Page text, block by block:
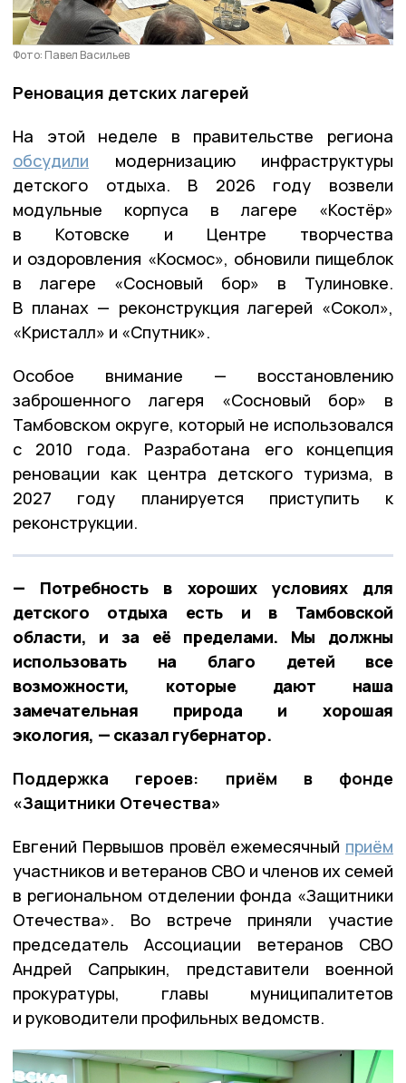
Фото: Павел Васильев
Реновация детских лагерей
На этой неделе в правительстве региона
обсудили модернизацию инфраструктуры
детского отдыха. В 2026 году возвели
модульные корпуса в лагере «Костёр»
в Котовске и Центре творчества
и оздоровления «Космос», обновили пищеблок
в лагере «Сосновый бор» в Тулиновке.
В планах — реконструкция лагерей «Сокол»,
«Кристалл» и «Спутник».
Особое внимание — восстановлению
заброшенного лагеря «Сосновый бор» в
Тамбовском округе, который не использовался
с 2010 года. Разработана его концепция
реновации как центра детского туризма, в
2027 году планируется приступить к
реконструкции.
— Потребность в хороших условиях для
детского отдыха есть и в Тамбовской
области, и за её пределами. Мы должны
использовать на благо детей все
возможности, которые дают наша
замечательная природа и хорошая
экология, — сказал губернатор.
Поддержка героев: приём в фонде
«Защитники Отечества»
Евгений Первышов провёл ежемесячный приём
участников и ветеранов СВО и членов их семей
в региональном отделении фонда «Защитники
Отечества». Во встрече приняли участие
председатель Ассоциации ветеранов СВО
Андрей Сапрыкин, представители военной
прокуратуры, главы муниципалитетов
и руководители профильных ведомств.